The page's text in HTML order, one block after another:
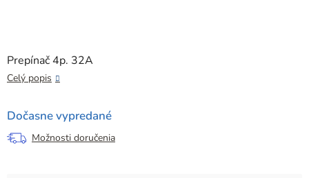
Prepínač 4p. 32A
Celý popis
Dočasne vypredané
Možnosti doručenia